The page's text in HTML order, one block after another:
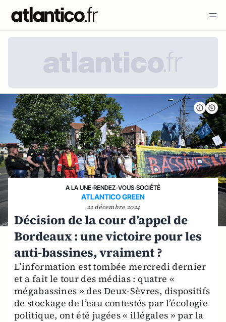
A LA UNE›RENDEZ-VOUS›SOCIÉTÉ
ATLANTICO GREEN
22 décembre 2024
Décision de la cour d’appel de
Bordeaux : une victoire pour les
anti-bassines, vraiment ?
L’information est tombée mercredi dernier
et a fait le tour des médias : quatre «
mégabassines » des Deux-Sèvres, dispositifs
de stockage de l’eau contestés par l’écologie
politique, ont été jugées « illégales » par la